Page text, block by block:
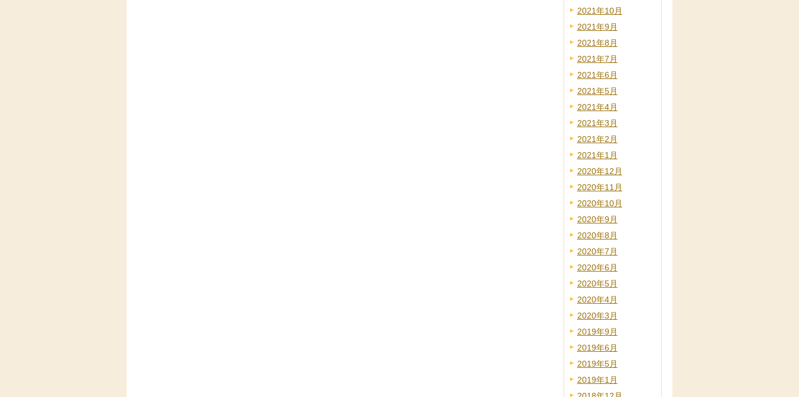
2021年10月
2021年9月
2021年8月
2021年7月
2021年6月
2021年5月
2021年4月
2021年3月
2021年2月
2021年1月
2020年12月
2020年11月
2020年10月
2020年9月
2020年8月
2020年7月
2020年6月
2020年5月
2020年4月
2020年3月
2019年9月
2019年6月
2019年5月
2019年1月